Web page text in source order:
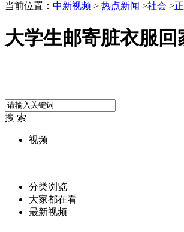
当前位置： 中新视频 > 热点新闻 >社会 >
大学生邮寄脏衣服
搜 索
视频
分类浏览
大家都在看
最新视频